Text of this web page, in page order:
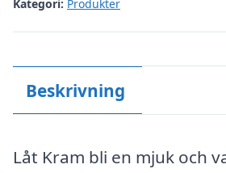
Kategori: Produkter
Beskrivning
Låt Kram bli en mjuk och